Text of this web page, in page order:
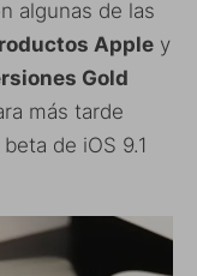
algunas de las
Apple y
Gold
más tarde
de iOS 9.1